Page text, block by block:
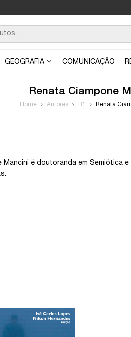
GEOGRAFIA COMUNICAÇÃO
Renata Ciampone
Home Autores R1 Renata
Mancini é doutoranda em Semiótica